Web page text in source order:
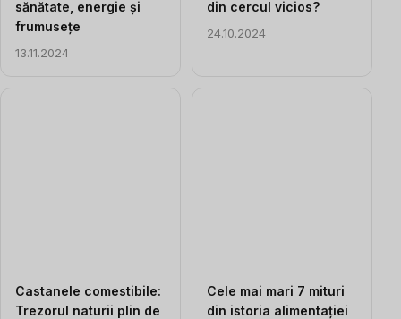
sănătate, energie și
frumusețe
13.11.2024
din cercul vicios?
24.10.2024
Castanele comestibile:
Trezorul naturii plin de
Cele mai mari 7 mituri
din istoria alimentației